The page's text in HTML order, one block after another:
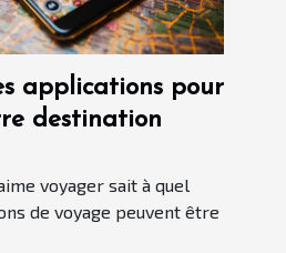
applications pour
destination
voyager sait à quel
de voyage peuvent être